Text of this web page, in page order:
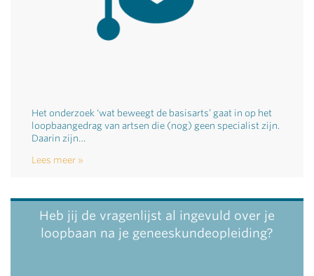
Het onderzoek ‘wat beweegt de basisarts’ gaat in op het
loopbaangedrag van artsen die (nog) geen specialist zijn.
Daarin zijn…
Lees meer
Heb jij de vragenlijst al ingevuld over je
loopbaan na je geneeskundeopleiding?